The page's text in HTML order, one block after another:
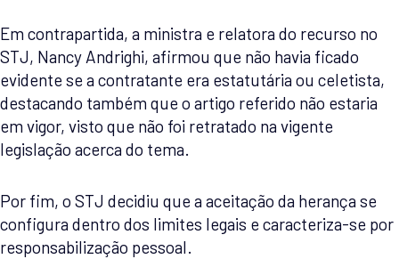
Em contrapartida, a ministra e relatora do recurso no
STJ, Nancy Andrighi, afirmou que não havia ficado
evidente se a contratante era estatutária ou celetista,
destacando também que o artigo referido não estaria
em vigor, visto que não foi retratado na vigente
legislação acerca do tema.
Por fim, o STJ decidiu que a aceitação da herança se
configura dentro dos limites legais e caracteriza-se por
responsabilização pessoal.